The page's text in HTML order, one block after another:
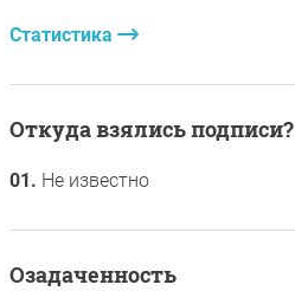
Статистика
Откуда взялись подписи?
Не известно
озадаченность